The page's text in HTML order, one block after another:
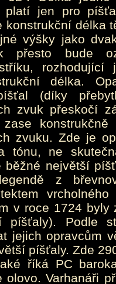
platí jen pro
konstrukční délka
výšky jako
přesto bude
délka.
(díky
zvuk přeskočí
zvuku. Zde je
tónu, ne
běžné největší
z
v roce 1724
píšťaly). Podle
jejich opravcům
píšťaly. Zde
říká PC
olovo. Varhanáři